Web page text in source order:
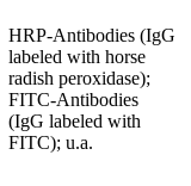
HRP-Antibodies (IgG
labeled with horse
radish peroxidase);
FITC-Antibodies
(IgG labeled with
FITC); u.a.